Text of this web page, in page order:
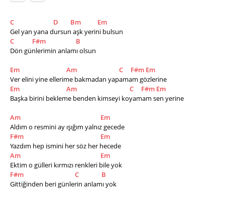
C D Bm
Em
Gel yan yana dursun aşk yerini bulsun
C
F#m
B
Dön günlerimin anlamı olsun
Em Am C F#m Em
Ver elini yine ellerime bakmadan yapamam gözlerine
Em
Am C F#m Em
Başka birini bekleme benden kimseyi koyamam sen yerine
Am
Em
Aldım o resmini ay ışığım yalnız gecede
F#m
Em
Yazdım hep ismini her söz her hecede
Am
Em
Ektim o gülleri kırmızı renkleri bile yok
F#m
C
B
Gittiğinden beri günlerin anlamı yok